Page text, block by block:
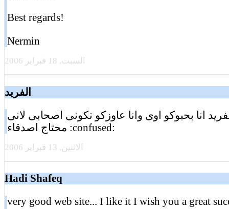
Best regards!
Nermin
السبت, 18 فبراير 2006
الفريد
انا بحبوكو اوى وانا عاوزكو تكونى اصحابى لانى
محتاج اصدقاء :confused:
الاثنين, 13 فبراير 2006
Hadi Shafeq
very good web site... I like it I wish you a great